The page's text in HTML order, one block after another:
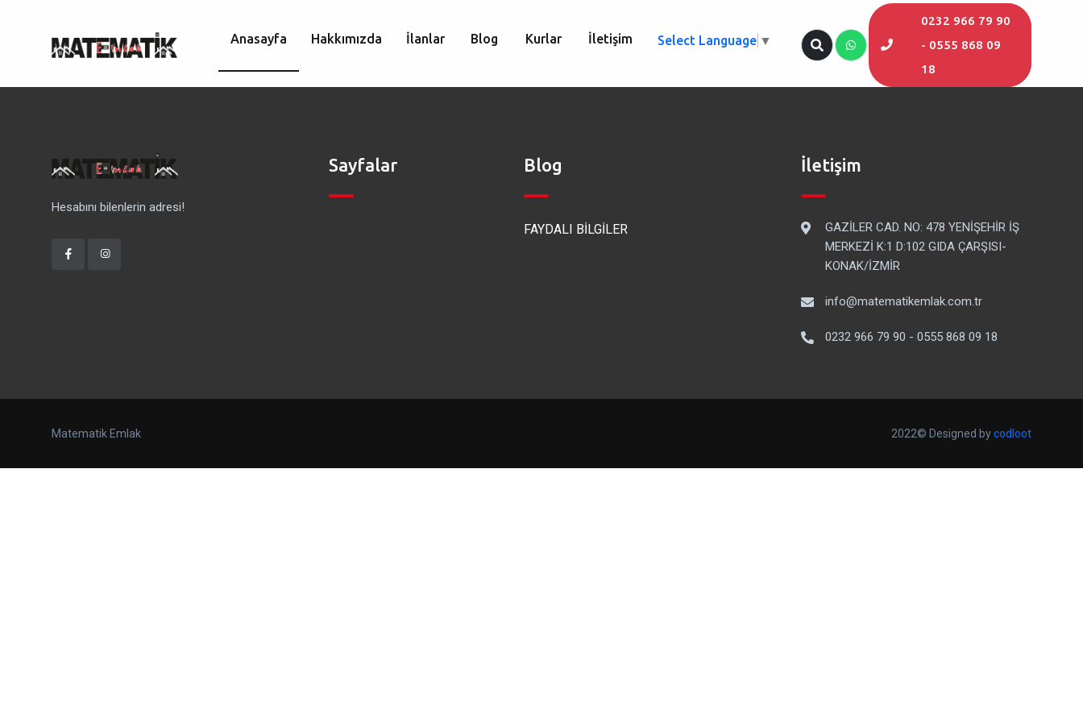
Anasayfa Hakkımızda İlanlar Blog Kurlar İletişim Select Language ▼
0232 966 79 90
- 0555 868 09
18
Hesabını bilenlerin adresi!
Sayfalar Blog
FAYDALI BİLGİLER
İletişim
GAZİLER CAD. NO: 478 YENİŞEHİR İŞ
MERKEZİ K:1 D:102 GIDA ÇARŞISI-
KONAK/İZMİR
info@matematikemlak.com.tr
0232 966 79 90 - 0555 868 09 18
Matematik Emlak 2022© Designed bycodloot